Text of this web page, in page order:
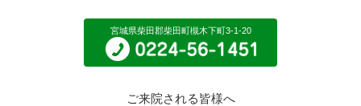
宮城県柴田郡柴田町槻木下町3-1-20
ご来院される皆様へ